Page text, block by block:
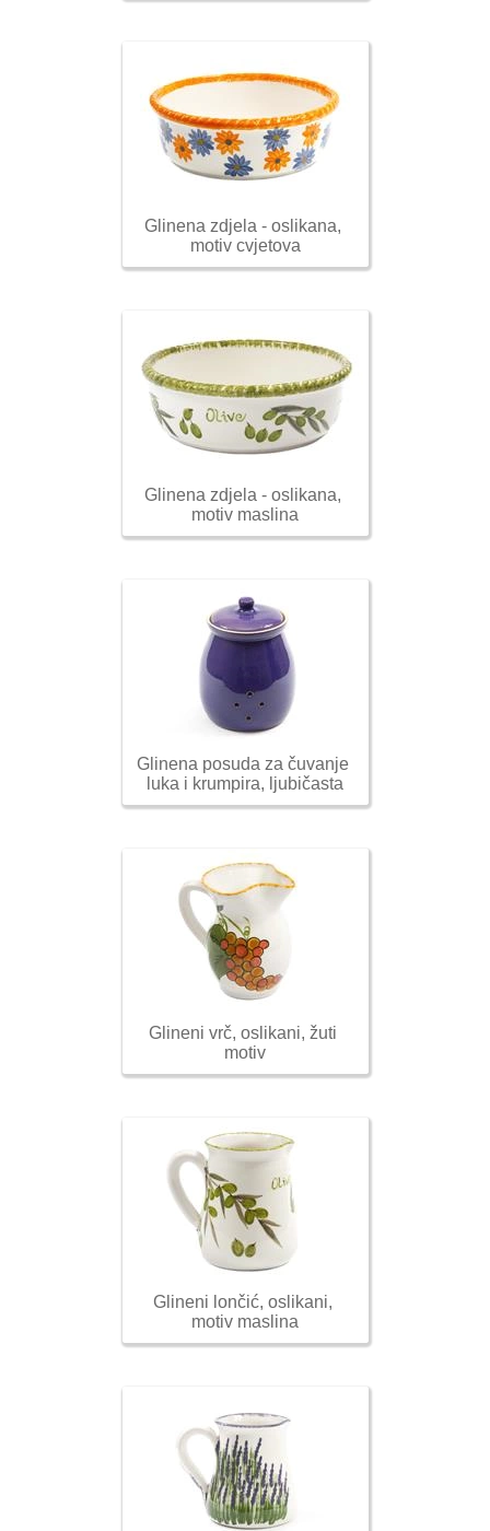
Glinena zdjela - oslikana,
motiv cvjetova
Glinena zdjela - oslikana,
motiv maslina
Glinena posuda za čuvanje
luka i krumpira, ljubičasta
Glineni vrč, oslikani, žuti
motiv
Glineni lončić, oslikani,
motiv maslina